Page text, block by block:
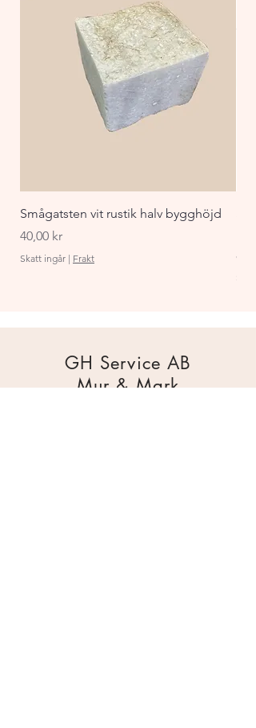
Smågatsten vit rustik halv bygghöjd
Pris
40,00 kr
Skatt ingår | Frakt
Pris
GH Service AB
Mur & Mark